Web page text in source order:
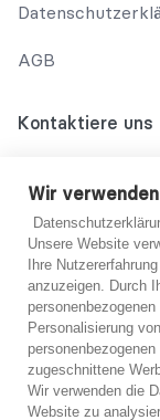
Du bist dir
Wenn Sie sich
kostenlos von
AGB
Kontaktiere uns
support@abo-
© 2021 abo-hilfe.de
*Hinweis: abo-
Verbraucher
das Thema
Wir
Unsere Website
Ihre
anzuzeigen. Durch
Personalisierung
zugeschnittene
Wir verwenden die
Website zu